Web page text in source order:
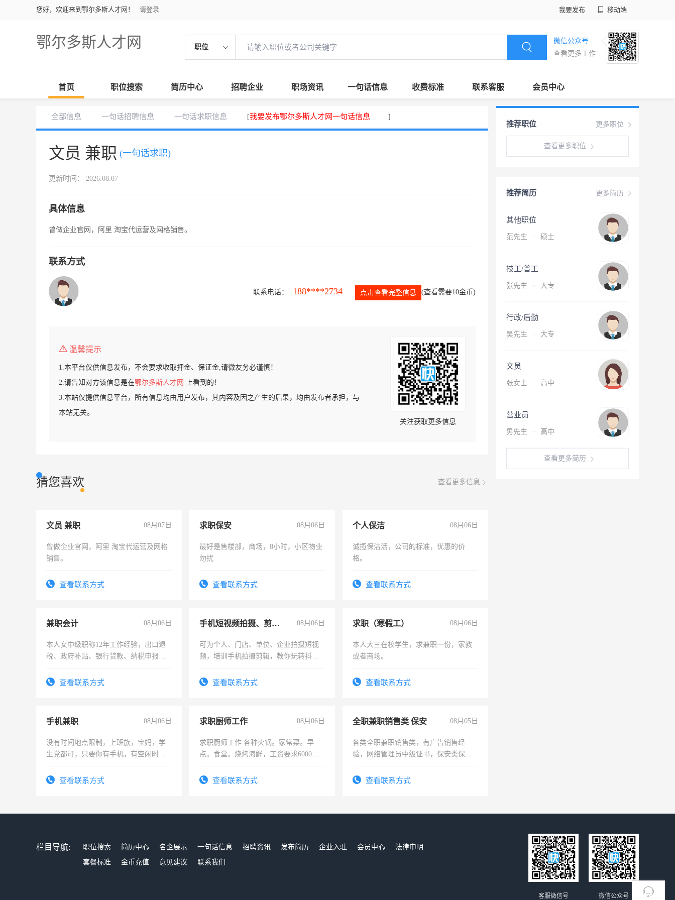
您好，欢迎来到鄂尔多斯人才网！ 请登录 我要发布 移动端
鄂尔多斯人才网 职位
微信公众号
查看更多工作
首页 职位搜索 简历中心 招聘企业 职场资讯 一句话信息 收费标准 联系客服 会员中心
全部信息 一句话招聘信息 一句话求职信息 [我要发布鄂尔多斯人才网一句话信息 ]
文员 兼职 (一句话求职)
更新时间： 2026.08.07
具体信息
曾做企业官网，阿里 淘宝代运营及网格销售。
联系方式
联系电话： 188****2734 点击查看完整信息 (查看需要10金币)
温馨提示
1.本平台仅供信息发布，不会要求收取押金、保证金,请微友务必谨慎！
2.请告知对方该信息是在鄂尔多斯人才网
上看到的！
3.本站仅提供信息平台，所有信息均由用户发布，其内容及因之产生的后果，均由发布者承担，与
本站无关。
关注获取更多信息
猜您喜欢 查看更多信息
文员 兼职 08月07日
曾做企业官网，阿里 淘宝代运营及网格
销售。
查看联系方式
求职保安 08月06日
最好是售楼部，商场，8小时，小区物业
勿扰
查看联系方式
个人保洁 08月06日
诚揽保洁活，公司的标准，优惠的价
格。
查看联系方式
兼职会计 08月06日
本人女中级职称12年工作经验，出口退
税、政府补贴、银行贷款、纳税申报、
务，财务咨询等业务。欲求兼职会计工
查看联系方式
手机短视频拍摄、剪辑、抖音快手 08月06日
可为个人、门店、单位、企业拍摄短视
频，培训手机拍摄剪辑，教你玩转抖音
频，培训手机拍摄剪辑，教你玩转抖
查看联系方式
求职（寒假工） 08月06日
本人大三在校学生，求兼职一份，家教
或者商场。
查看联系方式
手机兼职 08月06日
没有时间地点限制，上班族，宝妈，学
生党都可，只要你有手机，有空闲时
勤快的四五十，每天挣零花钱没问题！
查看联系方式
求职厨师工作 08月06日
求职厨师工作 各种火锅。家常菜。早
点。食堂。烧烤海鲜，工资要求6000以
查看联系方式
全职兼职销售类 保安 08月05日
各类全职兼职销售类，有广告销售经
验，网络管理员中级证书，保安类保安
有高低压电工证和十几年工作经验
查看联系方式
更多职位
推荐职位
查看更多职位
更多简历
推荐简历
其他职位
范先生 · 硕士
技工/普工
张先生 · 大专
行政/后勤
吴先生 · 大专
文员
张女士 · 高中
营业员
男先生 · 高中
查看更多简历
栏目导航: 职位搜索 简历中心 名企展示 一句话信息 招聘资讯 发布简历 企业入驻 会员中心
法律申明
套餐标准
金币充值 意见建议 联系我们
微信公众号
客服微信号